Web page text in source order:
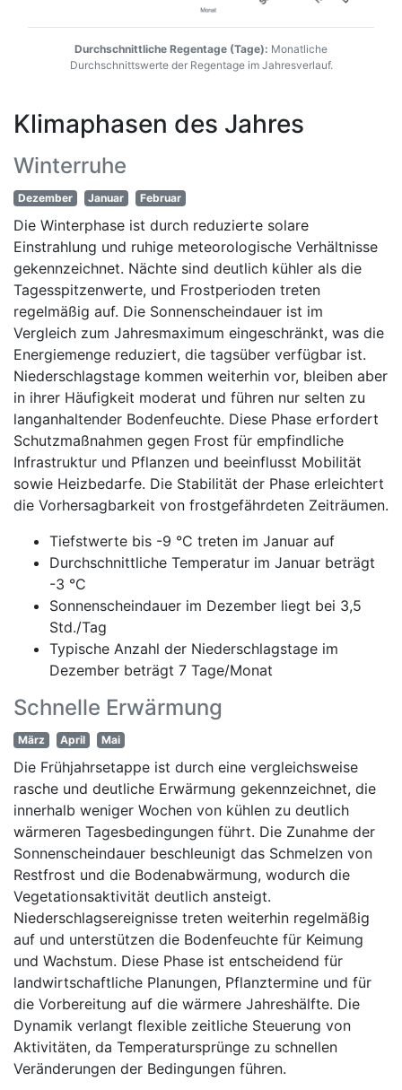
Durchschnittliche Regentage (Tage): Monatliche
Durchschnittswerte der Regentage im Jahresverlauf.
Klimaphasen des Jahres
Winterruhe
Dezember Januar Februar
Die Winterphase ist durch reduzierte solare
Einstrahlung und ruhige meteorologische Verhältnisse
gekennzeichnet. Nächte sind deutlich kühler als die
Tagesspitzenwerte, und Frostperioden treten
regelmäßig auf. Die Sonnenscheindauer ist im
Vergleich zum Jahresmaximum eingeschränkt, was die
Energiemenge reduziert, die tagsüber verfügbar ist.
Niederschlagstage kommen weiterhin vor, bleiben aber
in ihrer Häufigkeit moderat und führen nur selten zu
langanhaltender Bodenfeuchte. Diese Phase erfordert
Schutzmaßnahmen gegen Frost für empfindliche
Infrastruktur und Pflanzen und beeinflusst Mobilität
sowie Heizbedarfe. Die Stabilität der Phase erleichtert
die Vorhersagbarkeit von frostgefährdeten Zeiträumen.
Tiefstwerte bis -9 °C treten im Januar auf
Durchschnittliche Temperatur im Januar beträgt
-3 °C
Sonnenscheindauer im Dezember liegt bei 3,5
Std./Tag
Typische Anzahl der Niederschlagstage im
Dezember beträgt 7 Tage/Monat
Schnelle Erwärmung
März April Mai
Die Frühjahrsetappe ist durch eine vergleichsweise
rasche und deutliche Erwärmung gekennzeichnet, die
innerhalb weniger Wochen von kühlen zu deutlich
wärmeren Tagesbedingungen führt. Die Zunahme der
Sonnenscheindauer beschleunigt das Schmelzen von
Restfrost und die Bodenabwärmung, wodurch die
Vegetationsaktivität deutlich ansteigt.
Niederschlagsereignisse treten weiterhin regelmäßig
auf und unterstützen die Bodenfeuchte für Keimung
und Wachstum. Diese Phase ist entscheidend für
landwirtschaftliche Planungen, Pflanztermine und für
die Vorbereitung auf die wärmere Jahreshälfte. Die
Dynamik verlangt flexible zeitliche Steuerung von
Aktivitäten, da Temperatursprünge zu schnellen
Veränderungen der Bedingungen führen.